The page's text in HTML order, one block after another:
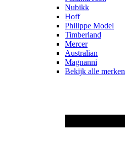
Nubikk
Hoff
Philippe Model
Timberland
Mercer
Australian
Magnanni
Bekijk alle merken